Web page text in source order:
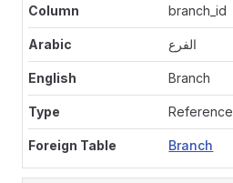
branch_id
الفرع
Branch
Reference
Branch